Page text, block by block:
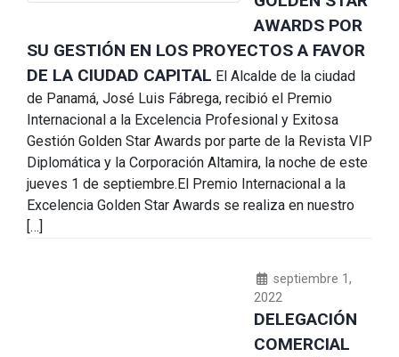
AWARDS POR
SU GESTIÓN EN LOS PROYECTOS A FAVOR
DE LA CIUDAD CAPITAL El Alcalde de la ciudad
de Panamá, José Luis Fábrega, recibió el Premio
Internacional a la Excelencia Profesional y Exitosa
Gestión Golden Star Awards por parte de la Revista VIP
Diplomática y la Corporación Altamira, la noche de este
jueves 1 de septiembre.El Premio Internacional a la
Excelencia Golden Star Awards se realiza en nuestro
[…]
septiembre 1,
2022
DELEGACIÓN
COMERCIAL